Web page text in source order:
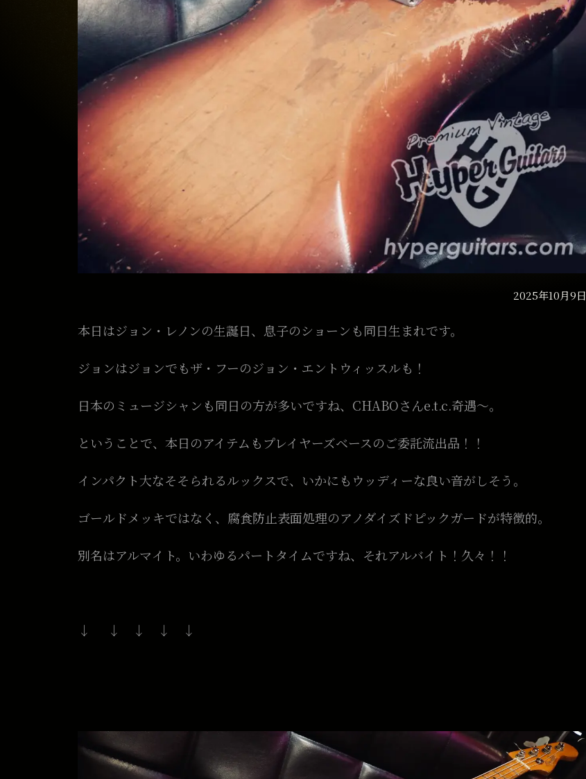
2025年10月9日
本日はジョン・レノンの生誕日、息子のショーンも同日生まれです。
ジョンはジョンでもザ・フーのジョン・エントウィッスルも！
日本のミュージシャンも同日の方が多いですね、CHABOさんe.t.c.奇遇〜。
ということで、本日のアイテムもプレイヤーズベースのご委託流出品！！
インパクト大なそそられるルックスで、いかにもウッディーな良い音がしそう。
ゴールドメッキではなく、腐食防止表面処理のアノダイズドピックガードが特徴的。
別名はアルマイト。いわゆるパートタイムですね、それアルバイト！久々！！
↓ ↓ ↓ ↓ ↓